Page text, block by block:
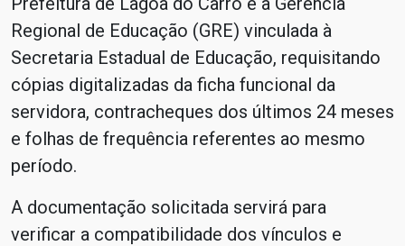
Regional de Educação (GRE) vinculada à
Secretaria Estadual de Educação, requisitando
cópias digitalizadas da ficha funcional da
servidora, contracheques dos últimos 24 meses
e folhas de frequência referentes ao mesmo
período.
A documentação solicitada servirá para
verificar a compatibilidade dos vínculos e